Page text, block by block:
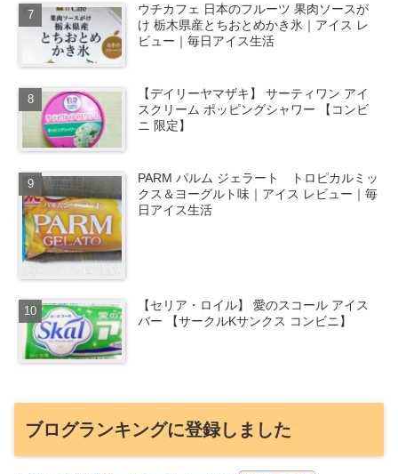
ウチカフェ 日本のフルーツ 果肉ソースが
け 栃木県産とちおとめかき氷｜アイス レ
ビュー｜毎日アイス生活
【デイリーヤマザキ】 サーティワン アイ
スクリーム ポッピングシャワー 【コンビ
ニ 限定】
PARM パルム ジェラート トロピカルミッ
クス＆ヨーグルト味｜アイス レビュー｜毎
日アイス生活
【セリア・ロイル】 愛のスコール アイス
バー 【サークルKサンクス コンビニ】
ブログランキングに登録しました